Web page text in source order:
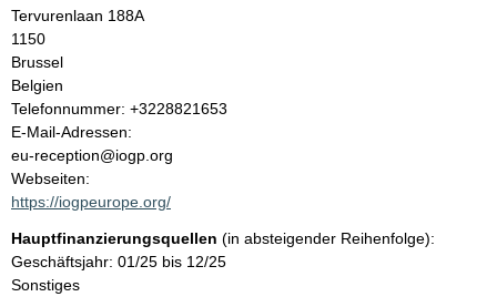
h
a
l
t
Tervurenlaan 188A
1150
Brussel
Belgien
K
o
n
t
a
t
i
n
Telefonnummer: +3228821653
E-Mail-Adressen:
eu-reception@iogp.org
Webseiten:
https://iogpeurope.org/
Hauptfinanzierungsquellen (in absteigender Reihenfolge):
Geschäftsjahr: 01/25 bis 12/25
Sonstiges